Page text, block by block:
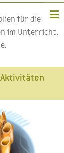
für die
im Unterricht.